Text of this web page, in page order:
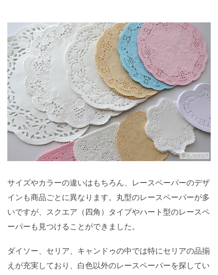
サイズやカラーの違いはもちろん、レースペーパーのデザ
インも商品ごとに異なります。丸型のレースペーパーが多
いですが、スクエア（四角）タイプやハート型のレースペ
ーパーも見つけることができました。
ダイソー、セリア、キャンドゥの中では特にセリアの品揃
えが充実しており、白色以外のレースペーパーを探してい